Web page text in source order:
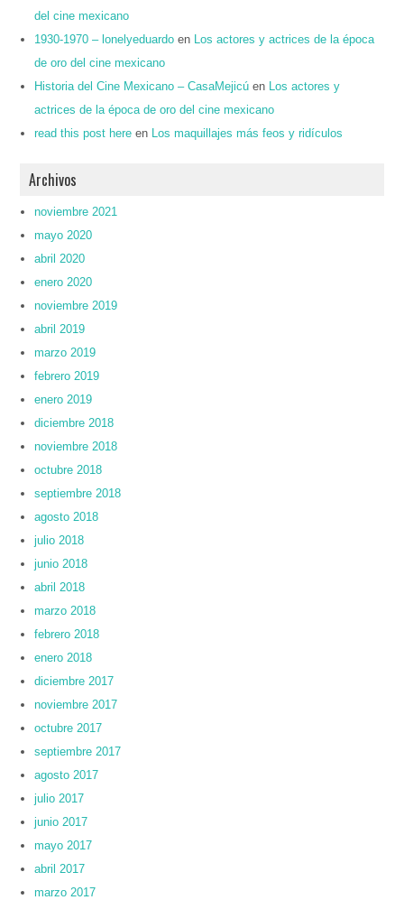
del cine mexicano
1930-1970 – lonelyeduardo en
Los actores y actrices de la época
de oro del cine mexicano
Historia del Cine Mexicano – CasaMejicú en
Los actores y
actrices de la época de oro del cine mexicano
read this post here en Los maquillajes más feos y ridículos
Archivos
noviembre 2021
mayo 2020
abril 2020
enero 2020
noviembre 2019
abril 2019
marzo 2019
febrero 2019
enero 2019
diciembre 2018
noviembre 2018
octubre 2018
septiembre 2018
agosto 2018
julio 2018
junio 2018
abril 2018
marzo 2018
febrero 2018
enero 2018
diciembre 2017
noviembre 2017
octubre 2017
septiembre 2017
agosto 2017
julio 2017
junio 2017
mayo 2017
abril 2017
marzo 2017